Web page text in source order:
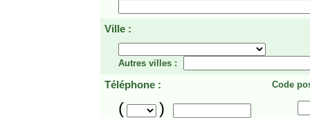
Ville :
Autres villes :
Téléphone : Code
( )